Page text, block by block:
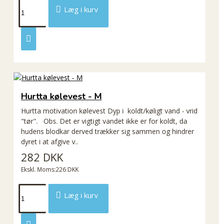
Læg i kurv
Hurtta kølevest - M
Hurtta motivation kølevest Dyp i koldt/køligt vand - vrid
"tør". Obs. Det er vigtigt vandet ikke er for koldt, da
hudens blodkar derved trækker sig sammen og hindrer
dyret i at afgive v..
282 DKK
Ekskl. Moms:226 DKK
Læg i kurv